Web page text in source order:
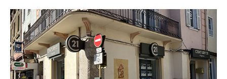
CENTURY 21 L'Agence
11 cours Gabriel Fauré
FOIX - 09000